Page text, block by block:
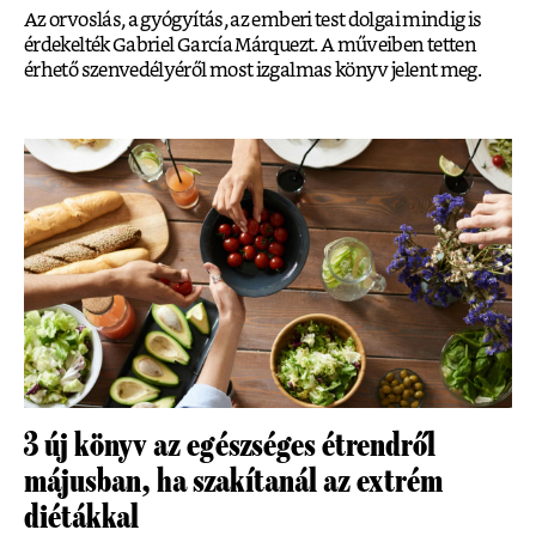
Az orvoslás, a gyógyítás, az emberi test dolgai mindig is
érdekelték Gabriel García Márquezt. A műveiben tetten
érhető szenvedélyéről most izgalmas könyv jelent meg.
3 új könyv az egészséges étrendről
májusban, ha szakítanál az extrém
diétákkal